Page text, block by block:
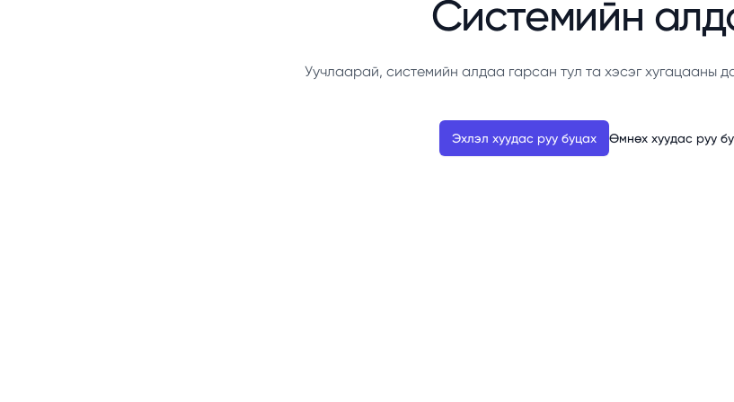
Системийн
Уучлаарай, системийн алдаа гарсан тул та хэсэг хугацааны
Эхлэл хуудас руу буцах Өмнөх хуудас руу